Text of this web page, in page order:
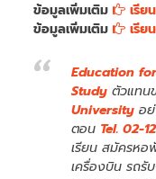
ข้อมูลเพิ่มเติม
เรีย
ข้อมูลเพิ่มเติม
เรีย
Education
Studyตัวแทน
University อ
ตอน Tel. 02-
เรียน สมัครห
เครื่องบิน รถรั